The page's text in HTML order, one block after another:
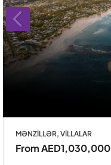
MƏNZILLƏR, VILLALAR
FromAED1,030,000